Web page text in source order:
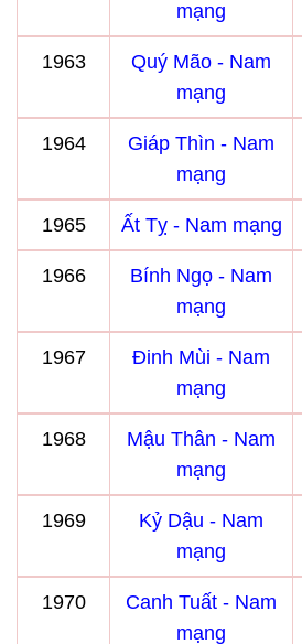
mạng
1963
Quý Mão - Nam
mạng
1964
Giáp Thìn - Nam
mạng
1965 Ất Tỵ - Nam mạng
1966
Bính Ngọ - Nam
mạng
1967
Đinh Mùi - Nam
mạng
1968
Mậu Thân - Nam
mạng
1969
Kỷ Dậu - Nam
mạng
1970
Canh Tuất - Nam
mạng